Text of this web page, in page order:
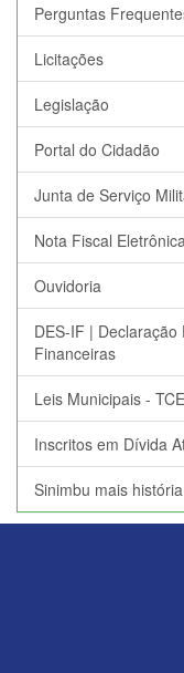
Perguntas
Licitações
Legislação
Portal do Cidadão
Junta de Serviço
Nota Fiscal
Ouvidoria
DES-IF |
Financeiras
Leis Municipais -
Inscritos em Dívida
Sinimbu mais história